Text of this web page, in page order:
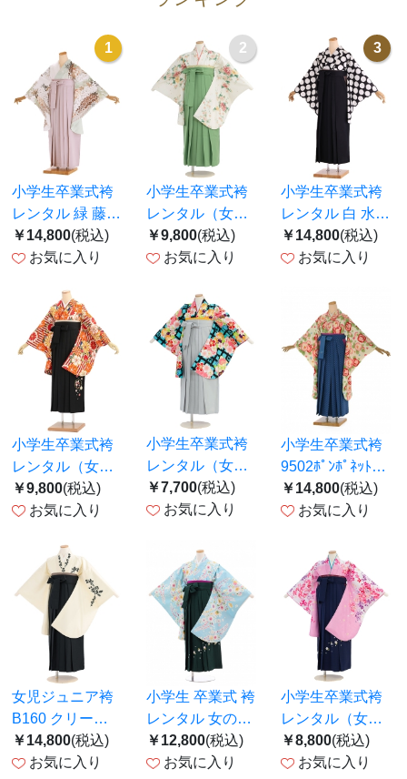
1
小学生卒業式袴
レンタル 緑 藤
片身替わり×ピ
ンク袴 Z414
￥14,800(税込)
お気に入り
2
小学生卒業式袴
レンタル（女の
子）A067 白 菊
桜／ワサビ色袴
￥9,800(税込)
お気に入り
3
小学生卒業式袴
レンタル 白 水玉
×黒袴 Z341
￥14,800(税込)
お気に入り
小学生卒業式袴
レンタル（女の
子）B290 赤×ク
リーム ストライ
￥9,800(税込)
お気に入り
小学生卒業式袴
レンタル（女の
子）B242 ター
コイズブルー 格
￥7,700(税込)
お気に入り
小学生卒業式袴
9502ﾎﾟﾝﾎﾟﾈｯﾄｸﾘ
ｰﾑ椿×ﾌﾞﾙｰﾁｪｯｸ
袴
￥14,800(税込)
お気に入り
女児ジュニア袴
B160 クリーム
花刺繍／黒無地
袴
￥14,800(税込)
お気に入り
小学生 卒業式 袴
レンタル 女の子
J196
￥12,800(税込)
お気に入り
小学生卒業式袴
レンタル（女の
子）A075 ピン
ク 胡蝶蘭／紺袴
￥8,800(税込)
お気に入り